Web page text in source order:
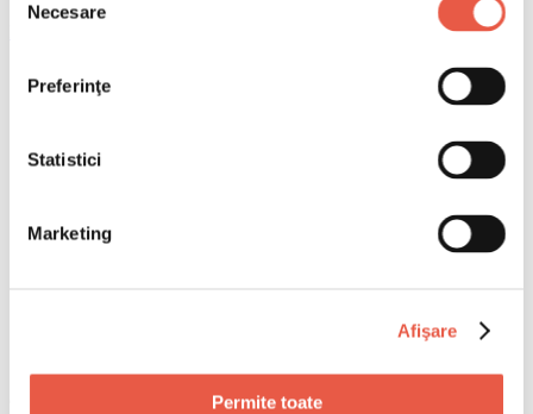
consimțământului
Necesare
Preferinţe
Statistici
Marketing
Afişare
Permite toate
Cuprins
De ce a fost declarată greva
Ce se întâmplă cu trenurile pe 11 iunie
Greva feroviară a început în noaptea de miercuri spre joi, la ora